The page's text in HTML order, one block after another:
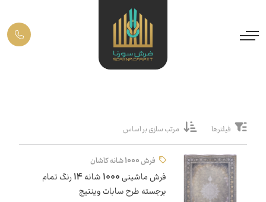
فیلترها مرتب سازی بر اساس
فرش 1000 شانه کاشان
فرش ماشینی 1000 شانه 14 رنگ تمام
برجسته طرح سابات وینتیج